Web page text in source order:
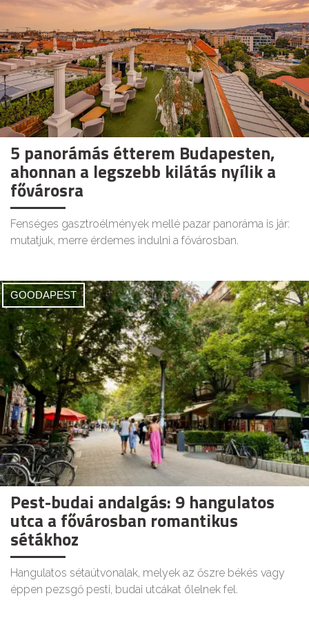
5 panorámás étterem Budapesten,
ahonnan a legszebb kilátás nyílik a
fővárosra
Fenséges gasztroélmények mellé pazar panoráma is jár:
mutatjuk, merre érdemes indulni a fővárosban.
GOODAPEST
Pest-budai andalgás: 9 hangulatos
utca a fővárosban romantikus
sétákhoz
Hangulatos sétaútvonalak, melyek az őszre békés vagy
éppen pezsgő pesti, budai utcákat ölelnek fel.